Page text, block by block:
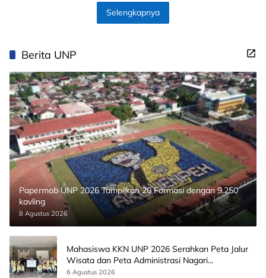
Selengkapnya
Berita UNP
Papermob UNP 2026 Tampilkan 20 Formasi dengan 9.250
kavling
8 Agustus 2026
Mahasiswa KKN UNP 2026 Serahkan Peta Jalur
Wisata dan Peta Administrasi Nagari
Paninggahan
6 Agustus 2026